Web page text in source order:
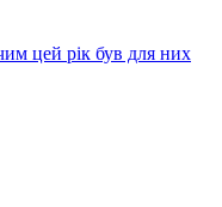
цей рік був для них